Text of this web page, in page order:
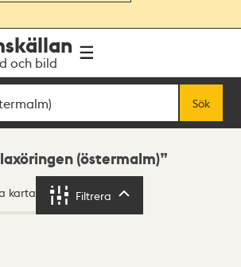
och bild
Sök
laxöringen (östermalm)
karta Filtrera